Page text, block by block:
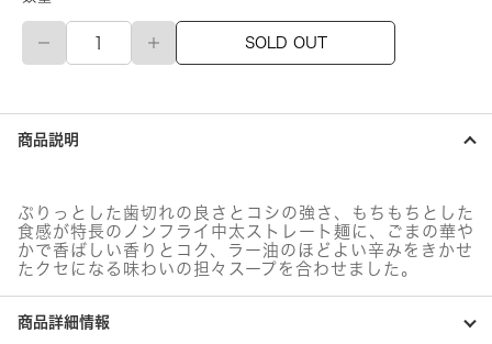
日
食
ラ
王
担々
食
パ
ッ
ク
SOLD OUT
商品説明
ぷりっとした歯切れの良さとコシの強さ、もちもちとした
食感が特長のノンフライ中太ストレート麺に、ごまの華や
かで香ばしい香りとコク、ラー油のほどよい辛みをきかせ
たクセになる味わいの担々スープを合わせました。
商品詳細情報